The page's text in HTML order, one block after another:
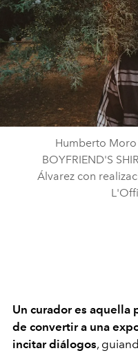
Humberto
BOYFRIEND'S
Álvarez con
Un curador es aquella
de convertir a una
incitar diálogos,